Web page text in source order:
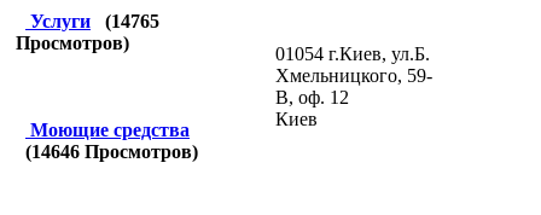
Услуги (14765
Просмотров)
Моющие средства
(14646 Просмотров)
01054 г.Киев, ул.Б.
Хмельницкого, 59-
В, оф. 12
Киев